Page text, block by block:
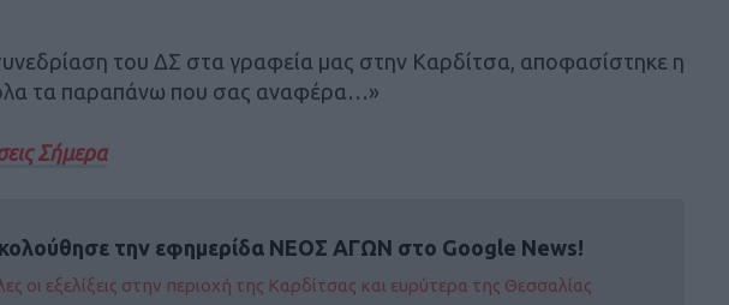
του ΔΣ στα γραφεία μας στην Καρδίτσα, αποφασίστηκε η
τα παραπάνω που σας αναφέρα…»
Σήμερα
την εφημερίδα ΝΕΟΣ ΑΓΩΝ στο Google News!
οι εξελίξεις στην περιοχή της Καρδίτσας και ευρύτερα της Θεσσαλίας